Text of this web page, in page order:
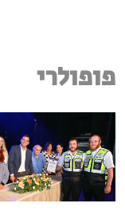
פופולרי